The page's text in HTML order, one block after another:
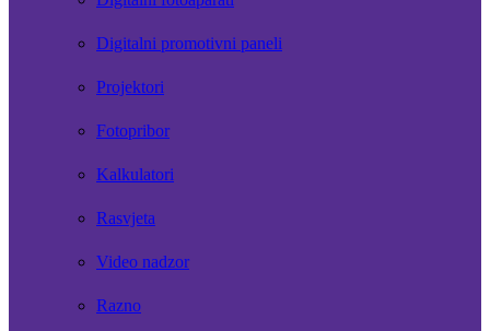
Digitalni promotivni paneli
Projektori
Fotopribor
Kalkulatori
Rasvjeta
Video nadzor
Razno